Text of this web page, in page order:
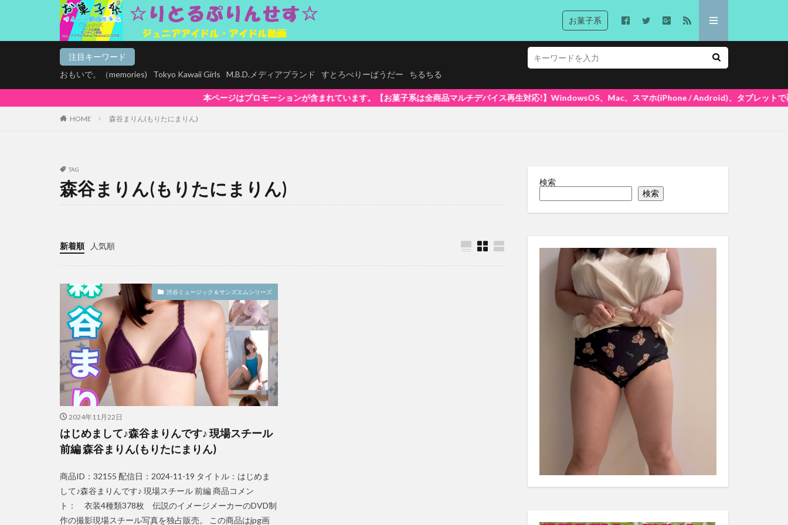
お菓子系
注目キーワード
おもいで。（memories)
Tokyo Kawaii Girls M.B.D.メディアブランド すとろべりーぱうだー ちるちる
本ページはプロモーションが含まれています。【お菓子系は全商品マルチデバイス再生対応!】WindowsOS、Mac、スマホ(iPhone / Android)、タブレットで再生できます! 大好評
HOME 森谷まりん(もりたにまりん)
TAG
森谷まりん(もりたにまりん)
新着順 人気順
渋谷ミュージック＆サンズエムシリーズ
2024年11月22日
はじめまして♪森谷まりんです♪ 現場スチール
前編 森谷まりん(もりたにまりん)
商品ID：32155 配信日：2024-11-19 タイトル：はじめま
して♪森谷まりんです♪ 現場スチール 前編 商品コメン
ト： 衣装4種類378枚 伝説のイメージメーカーのDVD制
作の撮影現場スチール写真を独占販売。 この商品はjpg画
検索
検索